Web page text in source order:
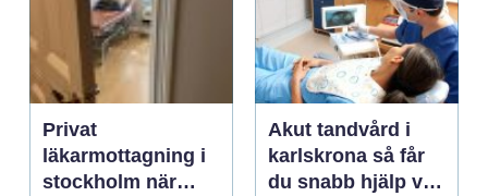
Privat
läkarmottagning i
stockholm när
Akut tandvård i
karlskrona så får
du snabb hjälp vid